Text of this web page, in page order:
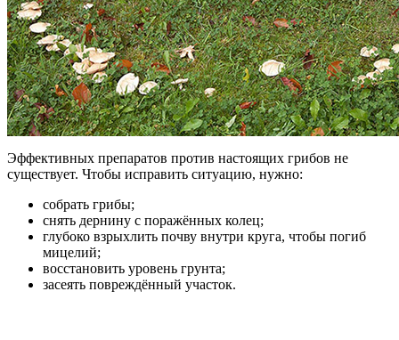
Эффективных препаратов против настоящих грибов не
существует. Чтобы исправить ситуацию, нужно:
собрать грибы;
снять дернину с поражённых колец;
глубоко взрыхлить почву внутри круга, чтобы погиб
мицелий;
восстановить уровень грунта;
засеять повреждённый участок.